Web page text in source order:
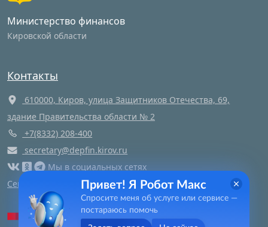
Министерство финансов
Кировской области
Контакты
610000, Киров, улица Защитников Отечества, 69,
здание Правительства области № 2
+7(8332) 208-400
secretary@depfin.kirov.ru
Мы в социальных сетях
Сегодня
посещений этой страницы и1посетителей
Яндекс метрика
Привет! Я Робот Макс
Спросите меня об услуге или сервисе —
постараюсь помочь